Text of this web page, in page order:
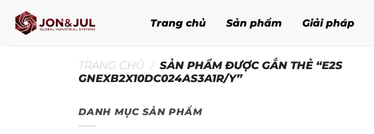
qua
Trang chủ Sản phẩm Giải pháp
TRANG CHỦ / SẢN PHẨM ĐƯỢC GẮN THẺ “E2S
GNEXB2X10DC024AS3A1R/Y”
DANH MỤC SẢN PHẨM